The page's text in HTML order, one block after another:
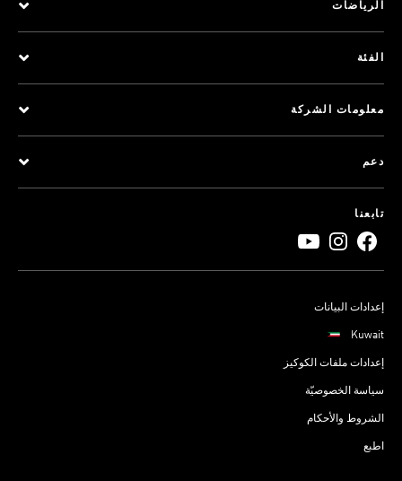
الرياضات
الفئة
معلومات الشركة
دعم
تابعنا
إعدادات البيانات
Kuwait
إعدادات ملفات الكوكيز
سياسة الخصوصيّة
الشروط والأحكام
اطبع